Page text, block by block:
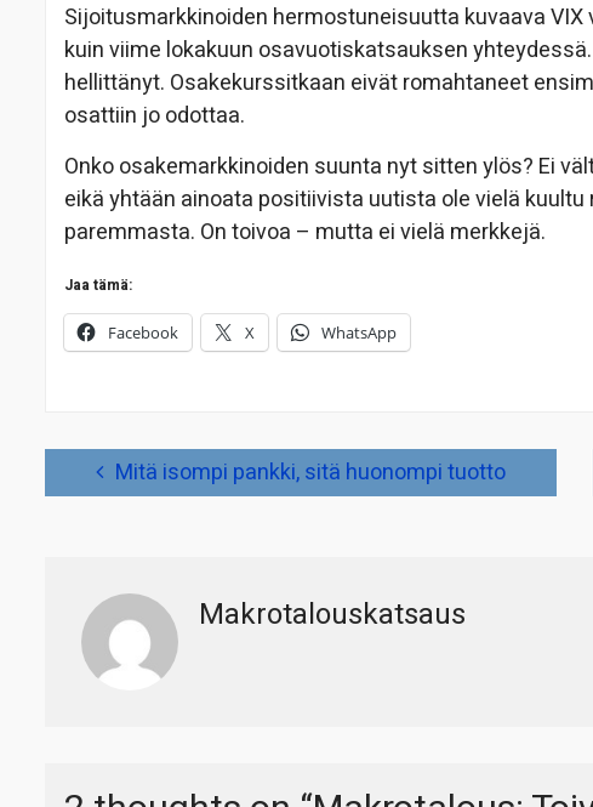
Sijoitusmarkkinoiden hermostuneisuutta kuvaava
kuin viime lokakuun osavuotiskatsauksen
hellittänyt. Osakekurssitkaan eivät romahtaneet
osattiin jo odottaa.
Onko osakemarkkinoiden suunta nyt sitten ylös? Ei
eikä yhtään ainoata positiivista uutista ole vielä
paremmasta. On toivoa – mutta ei vielä merkkejä.
Jaa tämä:
Facebook X WhatsApp
ArtikkelienMitä isompi pankki, sitä huonompi tuotto
Makrotalouskatsaus